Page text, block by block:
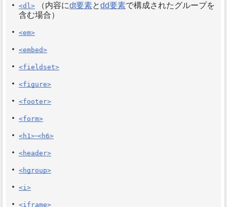
<dl> （内容にdt要素とdd要素で構成されたグループを
含む場合）
<em>
<embed>
<fieldset>
<figure>
<footer>
<form>
<h1>-<h6>
<header>
<hgroup>
<i>
<iframe>